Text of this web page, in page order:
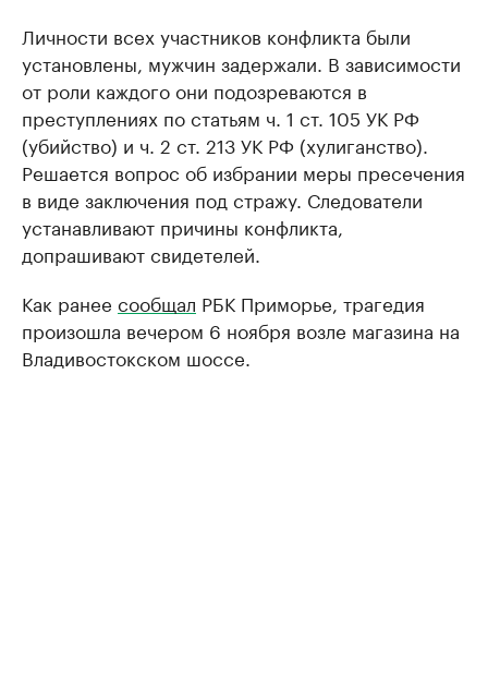
Личности всех участников конфликта были
установлены, мужчин задержали. В зависимости
от роли каждого они подозреваются в
преступлениях по статьям ч. 1 ст. 105 УК РФ
(убийство) и ч. 2 ст. 213 УК РФ (хулиганство).
Решается вопрос об избрании меры пресечения
в виде заключения под стражу. Следователи
устанавливают причины конфликта,
допрашивают свидетелей.
Как ранее сообщал РБК Приморье, трагедия
произошла вечером 6 ноября возле магазина на
Владивостокском шоссе.